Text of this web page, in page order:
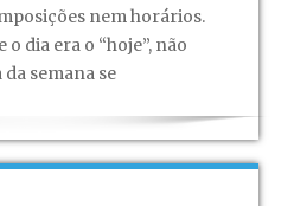
III
Unindo
as
famílias.
nem horários.
dia era o “hoje”, não
semana se